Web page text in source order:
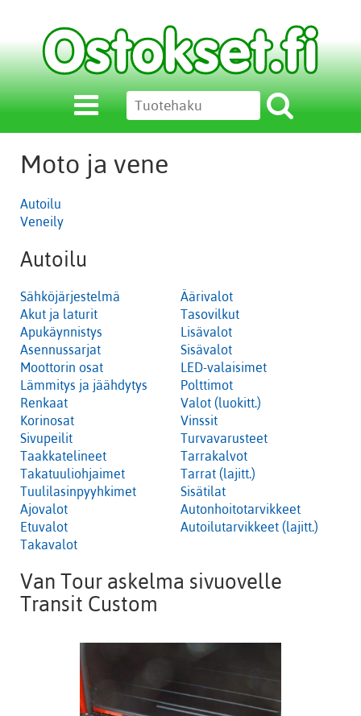
Moto ja vene
Autoilu
Veneily
Autoilu
Sähköjärjestelmä
Akut ja laturit
Apukäynnistys
Asennussarjat
Moottorin osat
Lämmitys ja jäähdytys
Renkaat
Korinosat
Sivupeilit
Taakkatelineet
Takatuuliohjaimet
Tuulilasinpyyhkimet
Ajovalot
Etuvalot
Takavalot
Äärivalot
Tasovilkut
Lisävalot
Sisävalot
LED-valaisimet
Polttimot
Valot (luokitt.)
Vinssit
Turvavarusteet
Tarrakalvot
Tarrat (lajitt.)
Sisätilat
Autonhoitotarvikkeet
Autoilutarvikkeet (lajitt.)
Van Tour askelma sivuovelle
Transit Custom